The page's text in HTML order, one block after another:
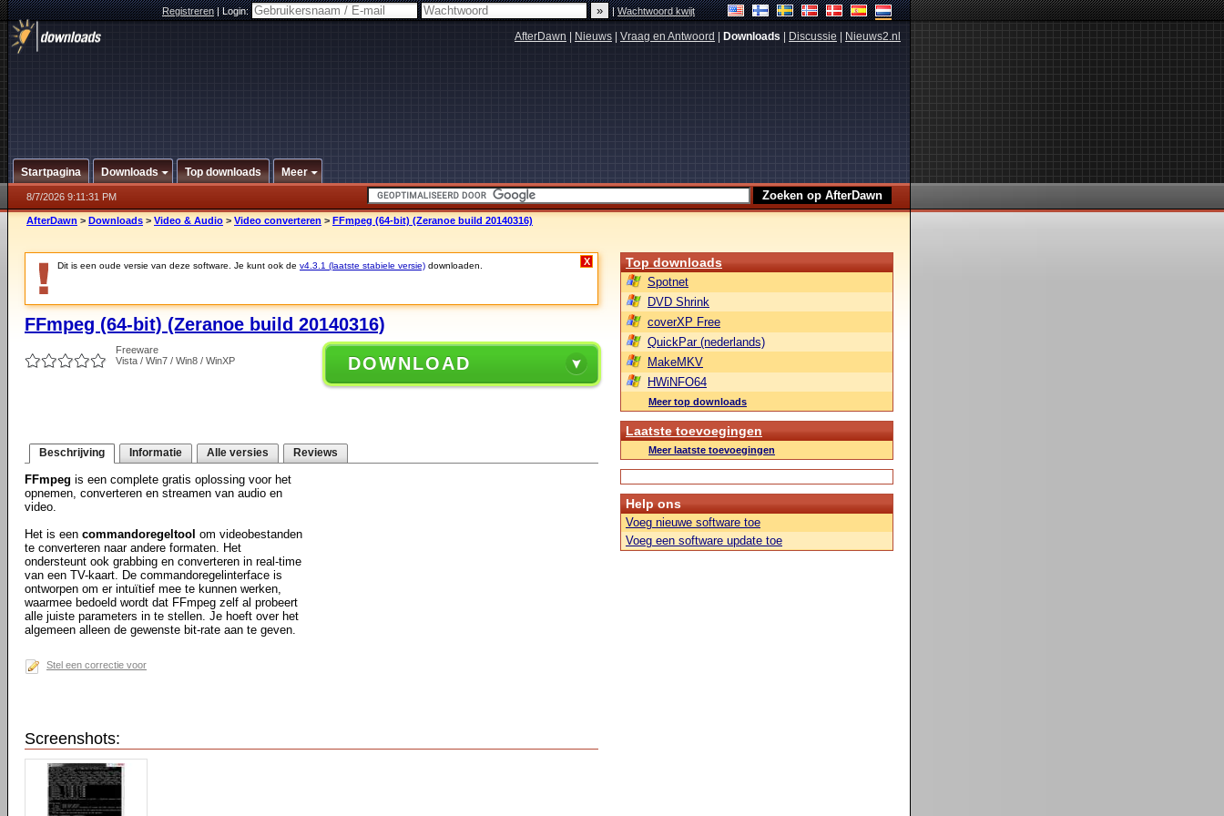
Registreren|Login: |Wachtwoord kwijt
AfterDawn Nieuws Vraag en Antwoord Downloads Discussie Nieuws2.nl
Startpagina Downloads Top downloads Meer
8/7/2026 9:11:31 PM
AfterDawn > Downloads > Video & Audio > Video converteren > FFmpeg (64-bit) (Zeranoe build 20140316)
Dit is een oude versie van deze software. Je kunt ook de v4.3.1 (laatste stabiele versie) downloaden. X
FFmpeg (64-bit) (Zeranoe build 20140316)
Freeware
Vista / Win7 / Win8 / WinXP
DOWNLOAD
Beschrijving Informatie Alle versies Reviews
FFmpeg is een complete gratis oplossing voor het
opnemen, converteren en streamen van audio en
video.
Het is een commandoregeltool om videobestanden
te converteren naar andere formaten. Het
ondersteunt ook grabbing en converteren in real-time
van een TV-kaart. De commandoregelinterface is
ontworpen om er intuïtief mee te kunnen werken,
waarmee bedoeld wordt dat FFmpeg zelf al probeert
alle juiste parameters in te stellen. Je hoeft over het
algemeen alleen de gewenste bit-rate aan te geven.
Stel een correctie voor
Screenshots:
Top downloads
Spotnet
DVD Shrink
coverXP Free
QuickPar (nederlands)
MakeMKV
HWiNFO64
Meer top downloads
Laatste toevoegingen
Meer laatste toevoegingen
Help ons
Voeg nieuwe software toe
Voeg een software update toe